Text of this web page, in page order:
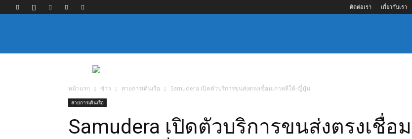
ติดต่อเรา เกี่ยวกับเรา
หน้าแรก ข่าว สายการเดินเรือ Samudera เปิดตัวบริการขนส่งตรงเชื่อมเกาหลีใต้-ญี่ปุ่น
สายการเดินเรือ
Samudera เปิดตัวบริการขนส่งตรงเชื่อม